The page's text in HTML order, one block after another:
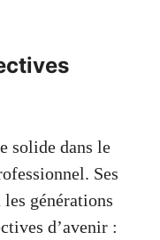
solide dans le
Ses
générations
d’avenir :